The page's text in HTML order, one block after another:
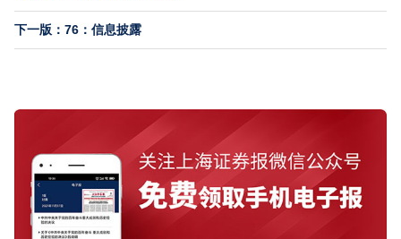
下一版：76：信息披露